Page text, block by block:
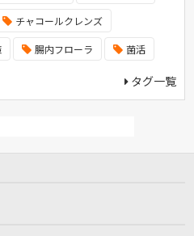
チャコールクレンズ
腸内フローラ 菌活
タグ一覧